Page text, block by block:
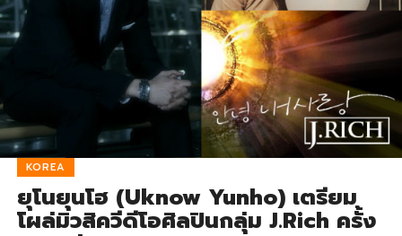
KOREA
ยุโนยุนโฮ (Uknow Yunho) เตรียม
โผล่มิวสิควีดีโอศิลปินกลุ่ม J.Rich ครั้ง